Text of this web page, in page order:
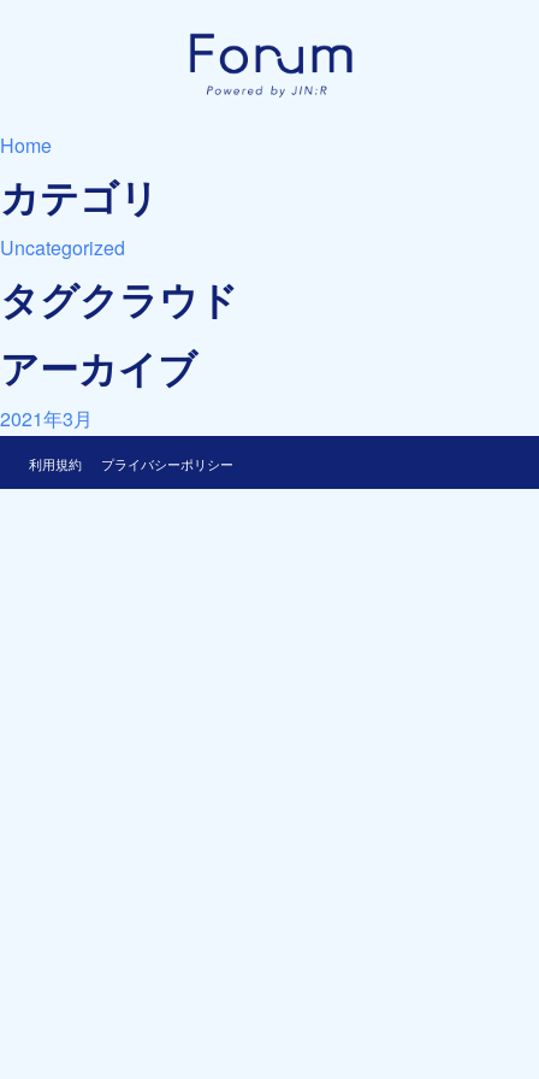
Home
カテゴリ
Uncategorized
タグクラウド
アーカイブ
2021年3月
利用規約 プライバシーポリシー